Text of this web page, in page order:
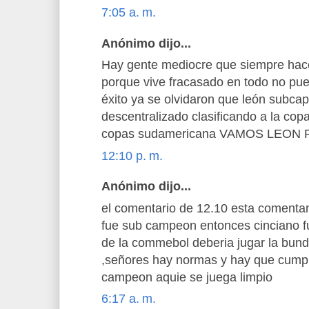
7:05 a. m.
Anónimo dijo...
Hay gente mediocre que siempre
porque vive fracasado en todo no
éxito ya se olvidaron que león
descentralizado clasificando a la
copas sudamericana VAMOS LEON
12:10 p. m.
Anónimo dijo...
el comentario de 12.10 esta
fue sub campeon entonces cinciano
de la commebol deberia jugar la
,señores hay normas y hay que
campeon aquie se juega limpio
6:17 a. m.